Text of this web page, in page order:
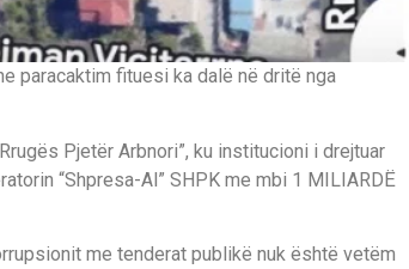
paracaktim fituesi ka dalë në dritë nga
Pjetër Arbnori”, ku institucioni i drejtuar
“Shpresa-Al” SHPK me mbi 1 MILIARDË
me tenderat publikë nuk është vetëm